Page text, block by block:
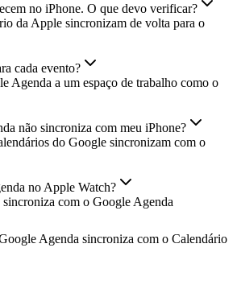
no iPhone. O que devo verificar?
da Apple sincronizam de volta para o
cada evento?
Agenda a um espaço de trabalho como o
não sincroniza com meu iPhone?
do Google sincronizam com o
no Apple Watch?
com o Google Agenda
Agenda sincroniza com o Calendário